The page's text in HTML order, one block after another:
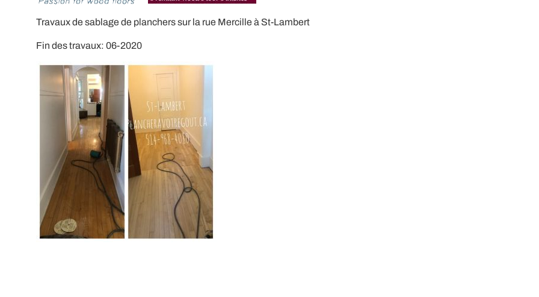
Travaux de sablage de planchers sur la rue Mercille à St-Lambert
Fin des travaux: 06-2020